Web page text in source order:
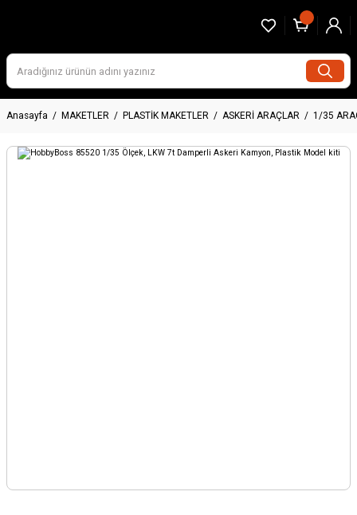
Anasayfa MAKETLER PLASTİK MAKETLER ASKERİ ARAÇLAR 1/35